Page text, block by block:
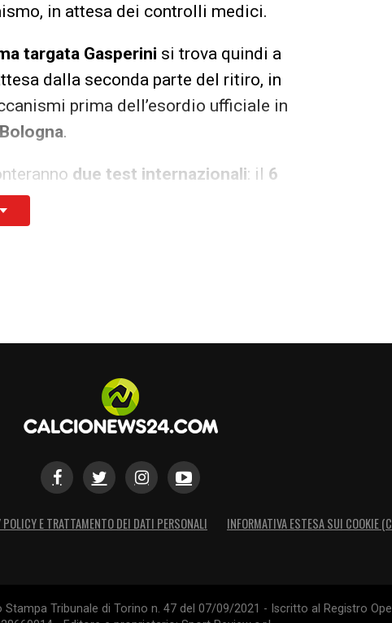
in attesa dei controlli medici.
targata Gasperini si trova quindi a
dalla seconda parte del ritiro, in
prima dell’esordio ufficiale in
.
due test internazionali: il 6
. È invece ancora da confermare
POLICY E TRATTAMENTO DEI DATI PERSONALI INFORMATIVA ESTESA SUI COOKIE
Tribunale di Torino n. 47 del 07/09/2021 - Iscritto al Registro